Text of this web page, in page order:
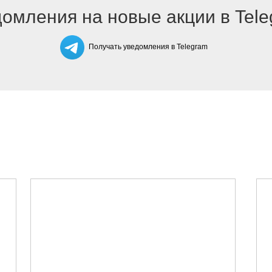
на новые акции в
Получать уведомления в Telegram